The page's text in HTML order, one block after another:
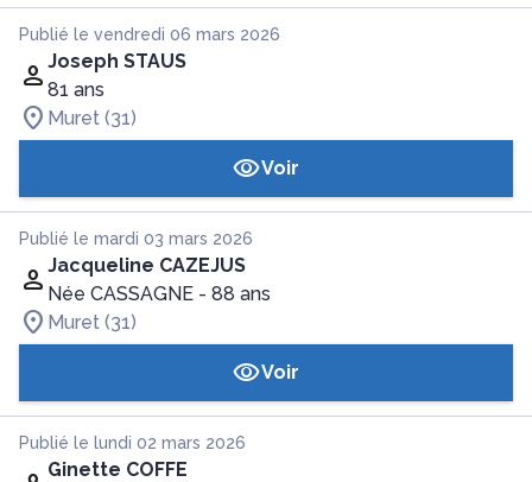
Publié le vendredi 06 mars 2026
Joseph STAUS
81 ans
Muret (31)
Voir
Publié le mardi 03 mars 2026
Jacqueline CAZEJUS
Née CASSAGNE - 88 ans
Muret (31)
Voir
Publié le lundi 02 mars 2026
Ginette COFFE